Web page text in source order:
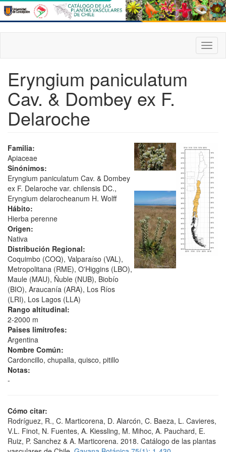
Pasar
al
contenido
principal
Eryngium paniculatum
Cav. & Dombey ex F.
Delaroche
Familia:
Apiaceae
Sinónimos:
Eryngium paniculatum Cav. & Dombey
ex F. Delaroche var. chilensis DC.,
Eryngium delarocheanum H. Wolff
Hábito:
Hierba perenne
Origen:
Nativa
Distribución Regional:
Coquimbo (COQ), Valparaíso (VAL),
Metropolitana (RME), O'Higgins (LBO),
Maule (MAU), Ñuble (NUB), Biobío
(BIO), Araucanía (ARA), Los Ríos
(LRI), Los Lagos (LLA)
Rango altitudinal:
2-2000 m
Paises limítrofes:
Argentina
Nombre Común:
Cardoncillo, chupalla, quisco, pitillo
Notas:
-
Cómo citar:
Rodríguez, R., C. Marticorena, D. Alarcón, C. Baeza, L. Cavieres,
V.L. Finot, N. Fuentes, A. Kiessling, M. Mihoc, A. Pauchard, E.
Ruiz, P. Sanchez & A. Marticorena. 2018. Catálogo de las plantas